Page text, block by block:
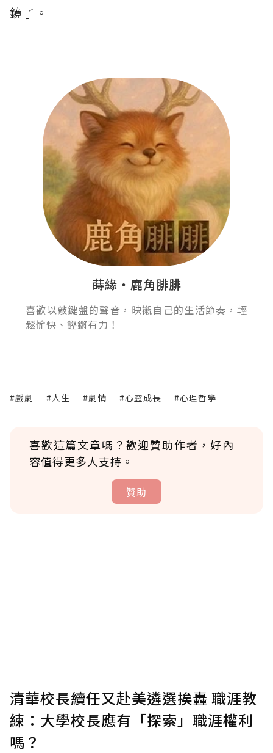
鏡子。
蒔緣‧鹿角腓腓
喜歡以敲鍵盤的聲音，映襯自己的生活節奏，輕
鬆愉快、鏗鏘有力！
#戲劇 #人生 #劇情 #心靈成長 #心理哲學
喜歡這篇文章嗎？歡迎贊助作者，好內
容值得更多人支持。
贊助
確認送出
清華校長續任又赴美遴選挨轟 職涯教
練：大學校長應有「探索」職涯權利
嗎？